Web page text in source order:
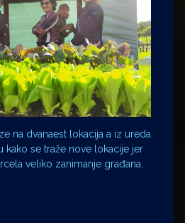
na dvanaest lokacija a iz ureda
kako se traže nove lokacije jer
veliko zanimanje građana.